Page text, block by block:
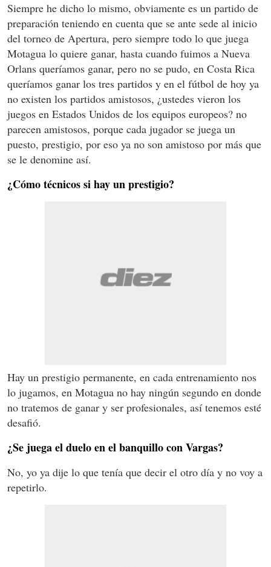
Siempre he dicho lo mismo, obviamente es un partido de
preparación teniendo en cuenta que se ante sede al inicio
del torneo de Apertura, pero siempre todo lo que juega
Motagua lo quiere ganar, hasta cuando fuimos a Nueva
Orlans queríamos ganar, pero no se pudo, en Costa Rica
queríamos ganar los tres partidos y en el fútbol de hoy ya
no existen los partidos amistosos, ¿ustedes vieron los
juegos en Estados Unidos de los equipos europeos? no
parecen amistosos, porque cada jugador se juega un
puesto, prestigio, por eso ya no son amistoso por más que
se le denomine así.
¿Cómo técnicos si hay un prestigio?
Hay un prestigio permanente, en cada entrenamiento nos
lo jugamos, en Motagua no hay ningún segundo en donde
no tratemos de ganar y ser profesionales, así tenemos esté
desafió.
¿Se juega el duelo en el banquillo con Vargas?
No, yo ya dije lo que tenía que decir el otro día y no voy a
repetirlo.